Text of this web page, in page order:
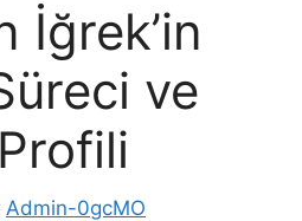
İğrek’in
ve
Admin-0gcMO